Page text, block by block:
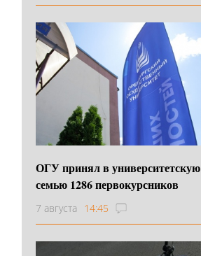
ОГУ принял в университетскую
семью 1286 первокурсников
7 августа 14:45